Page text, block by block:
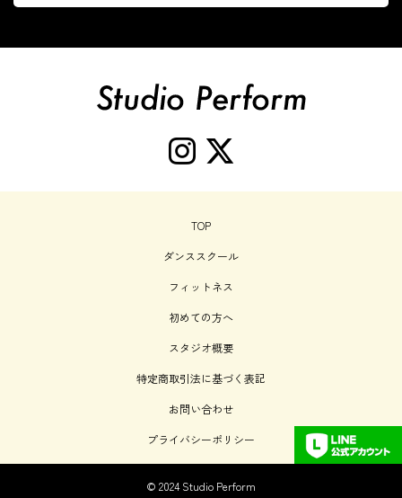
TOP
ダンススクール
フィットネス
初めての方へ
スタジオ概要
特定商取引法に基づく表記
お問い合わせ
プライバシーポリシー
© 2024 Studio Perform